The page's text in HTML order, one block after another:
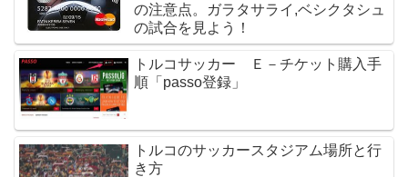
の注意点。ガラタサライ,ベシクタシュ
の試合を見よう！
トルコサッカー Ｅ－チケット購入手
順「passo登録」
トルコのサッカースタジアム場所と行
き方